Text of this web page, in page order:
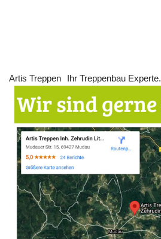
Artis Treppen Ihr Treppenbau Experte.